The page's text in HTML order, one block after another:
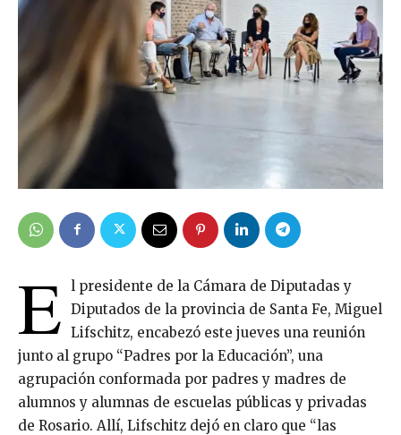
E l presidente de la Cámara de Diputadas y
Diputados de la provincia de Santa Fe, Miguel
Lifschitz, encabezó este jueves una reunión
junto al grupo “Padres por la Educación”, una
agrupación conformada por padres y madres de
alumnos y alumnas de escuelas públicas y privadas
de Rosario. Allí, Lifschitz dejó en claro que “las